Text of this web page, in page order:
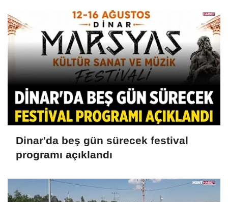
Dinar'da beş gün sürecek festival
programı açıklandı